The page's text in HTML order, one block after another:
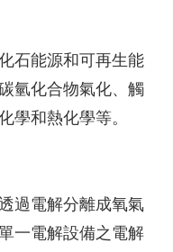
石能源和可再生能
氫化合物氣化、觸
學和熱化學等。
過電解分離成氧氣
一電解設備之電解